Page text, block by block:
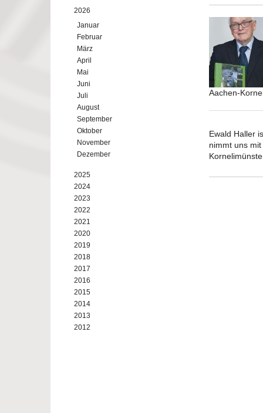
2026
Januar
Februar
März
April
Mai
Juni
Juli
August
September
Oktober
November
Dezember
2025
2024
2023
2022
2021
2020
2019
2018
2017
2016
2015
2014
2013
2012
Aachen-
Ewald Haller
nimmt uns